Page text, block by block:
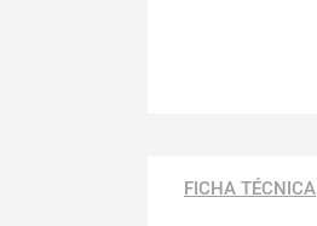
FICHA TÉCNICA